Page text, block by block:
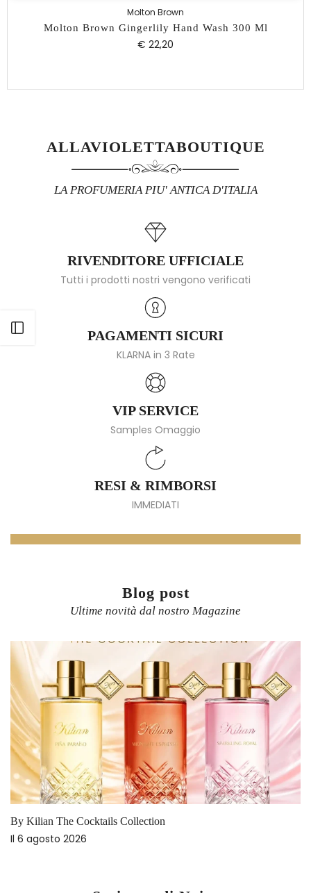
Molton Brown
Molton Brown Gingerlily Hand Wash 300 Ml
€ 22,20
ALLAVIOLETTABOUTIQUE
LA PROFUMERIA PIU' ANTICA D'ITALIA
RIVENDITORE UFFICIALE
Tutti i prodotti nostri vengono verificati
PAGAMENTI SICURI
KLARNA in 3 Rate
VIP SERVICE
Samples Omaggio
RESI & RIMBORSI
IMMEDIATI
Blog post
Ultime novità dal nostro Magazine
By Kilian The Cocktails Collection
Il 6 agosto 2026